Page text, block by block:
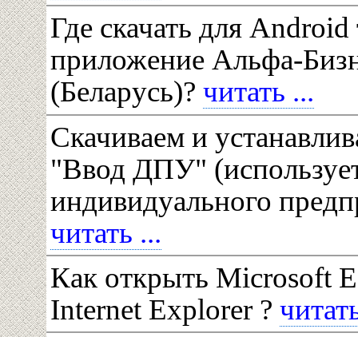
Где скачать для
приложение Альфа-
(Беларусь)? читать ...
Скачиваем и
"Ввод ДПУ"
индивидуального
читать ...
Как открыть Microsoft
Internet Explorer ?